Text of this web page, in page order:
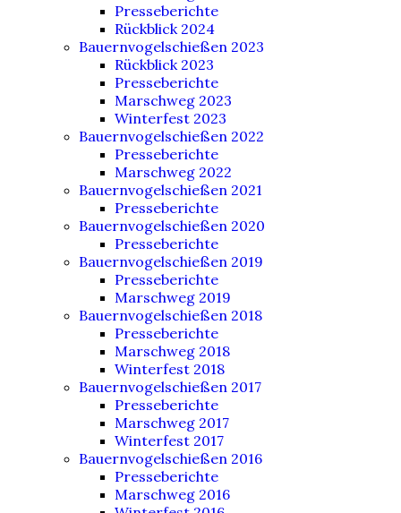
Presseberichte
Rückblick 2024
Bauernvogelschießen 2023
Rückblick 2023
Presseberichte
Marschweg 2023
Winterfest 2023
Bauernvogelschießen 2022
Presseberichte
Marschweg 2022
Bauernvogelschießen 2021
Presseberichte
Bauernvogelschießen 2020
Presseberichte
Bauernvogelschießen 2019
Presseberichte
Marschweg 2019
Bauernvogelschießen 2018
Presseberichte
Marschweg 2018
Winterfest 2018
Bauernvogelschießen 2017
Presseberichte
Marschweg 2017
Winterfest 2017
Bauernvogelschießen 2016
Presseberichte
Marschweg 2016